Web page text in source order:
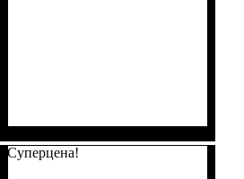
Суперцена!